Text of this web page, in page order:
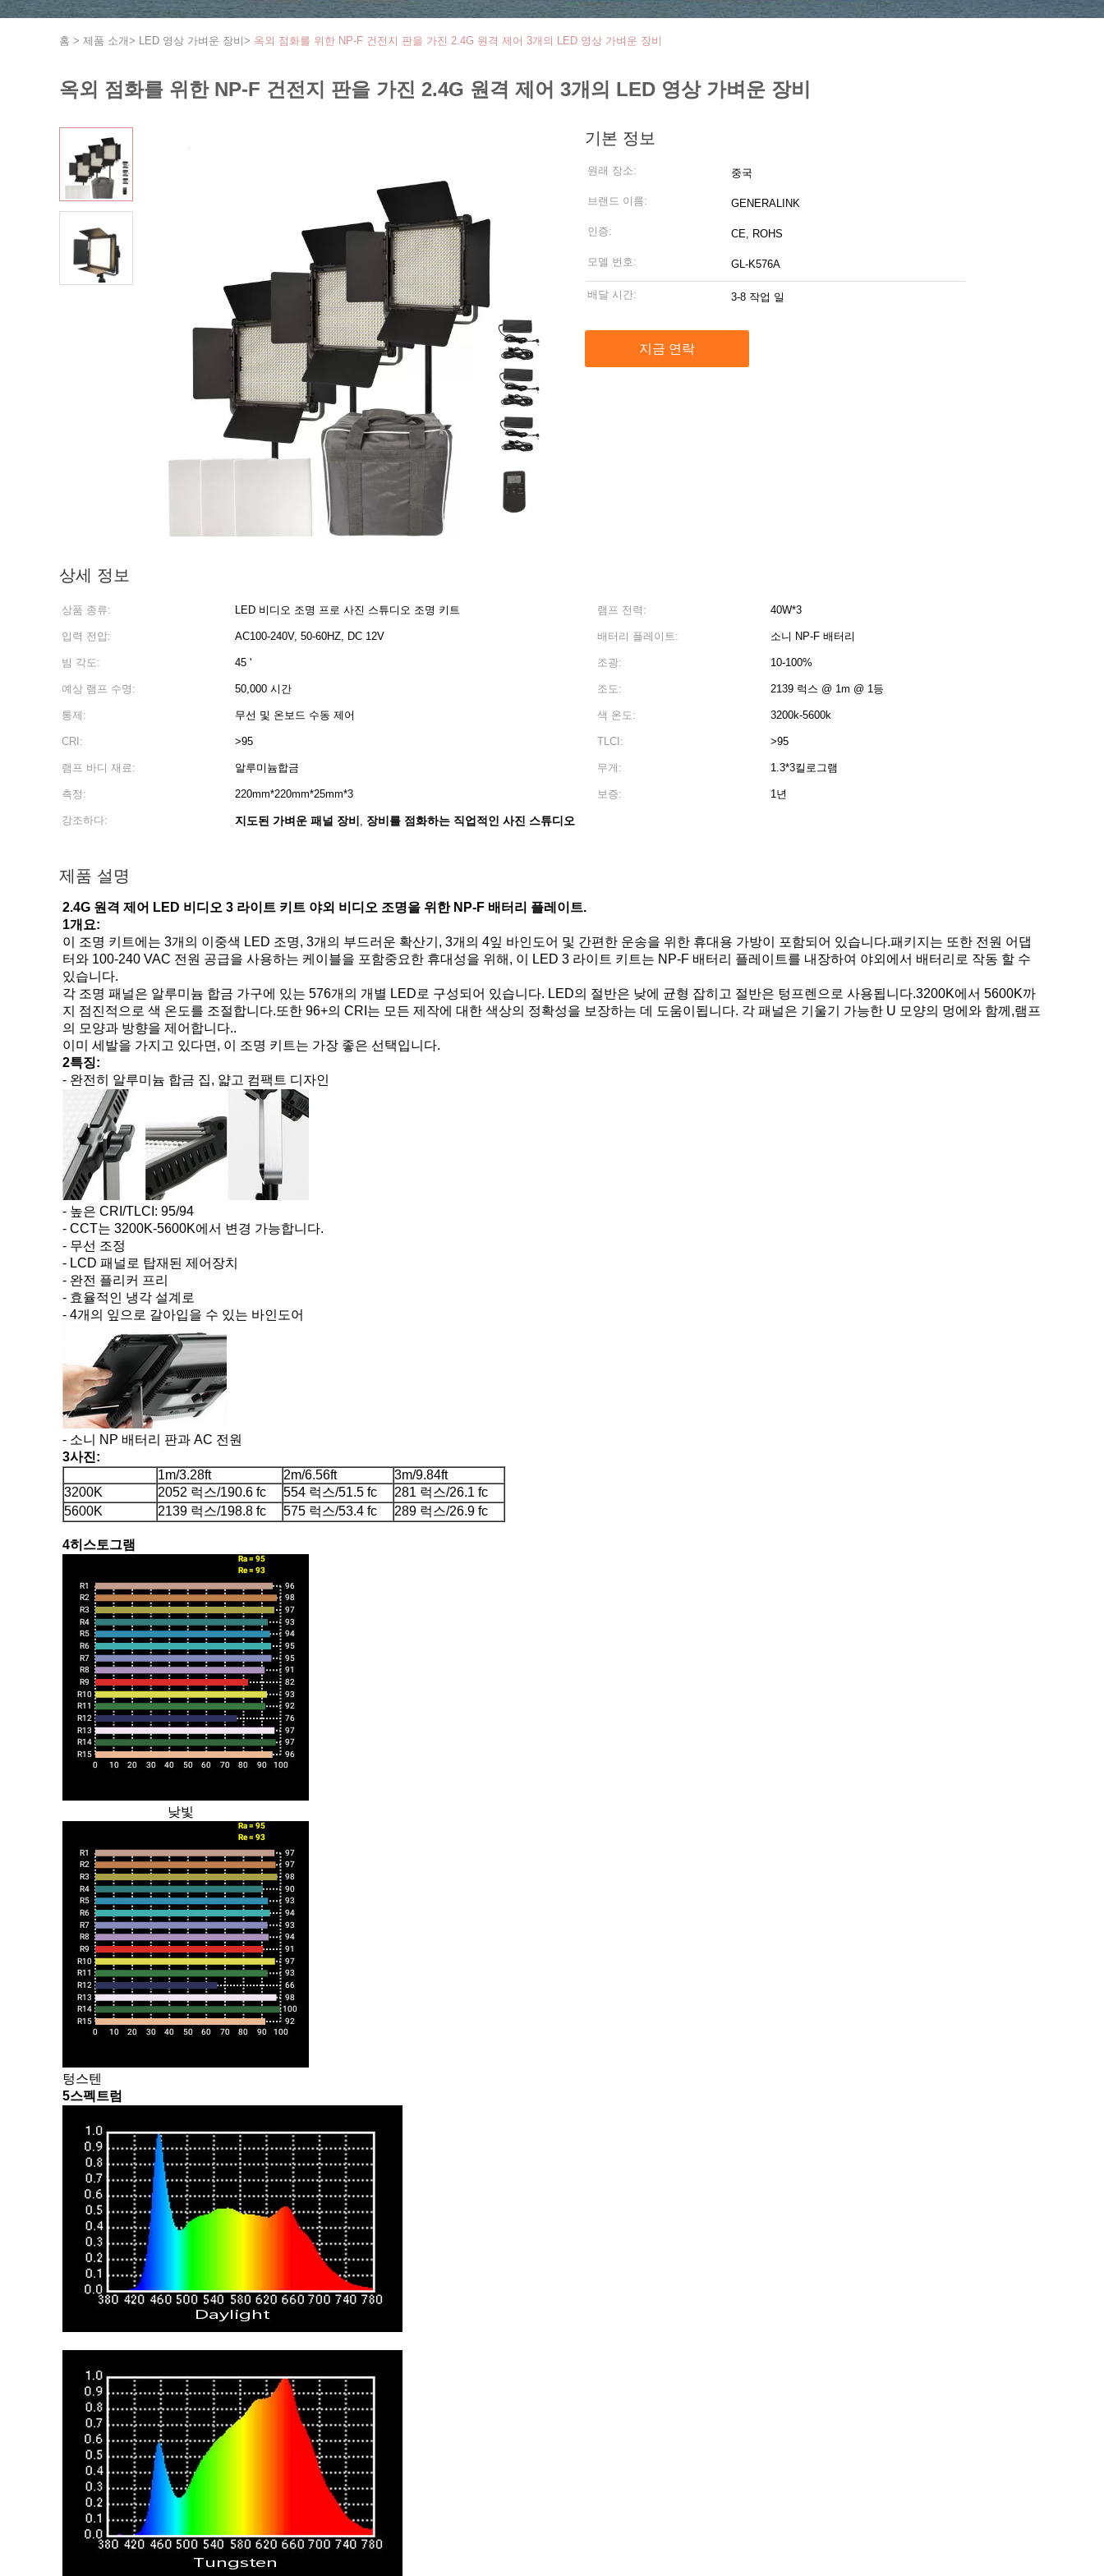
홈 > 제품 소개> LED 영상 가벼운 장비> 옥외 점화를 위한 NP-F 건전지 판을 가진 2.4G 원격 제어 3개의 LED 영상 가벼운 장비
옥외 점화를 위한 NP-F 건전지 판을 가진 2.4G 원격 제어 3개의 LED 영상 가벼운 장비
기본 정보
원래 장소: 중국
브랜드 이름: GENERALINK
인증: CE, ROHS
모델 번호: GL-K576A
배달 시간: 3-8 작업 일
지금 연락
상세 정보
상품 종류: LED 비디오 조명 프로 사진 스튜디오 조명 키트 램프 전력: 40W*3
입력 전압: AC100-240V, 50-60HZ, DC 12V 배터리 플레이트: 소니 NP-F 배터리
빔 각도: 45 ' 조광: 10-100%
예상 램프 수명: 50,000 시간 조도: 2139 럭스 @ 1m @ 1등
통제: 무선 및 온보드 수동 제어 색 온도: 3200k-5600k
CRI: >95 TLCI: >95
램프 바디 재료: 알루미늄합금 무게: 1.3*3킬로그램
측정: 220mm*220mm*25mm*3 보증: 1년
강조하다: 지도된 가벼운 패널 장비 , 장비를 점화하는 직업적인 사진 스튜디오
제품 설명
2.4G 원격 제어 LED 비디오 3 라이트 키트 야외 비디오 조명을 위한 NP-F 배터리 플레이트.
1개요:
이 조명 키트에는 3개의 이중색 LED 조명, 3개의 부드러운 확산기, 3개의 4잎 바인도어 및 간편한 운송을 위한 휴대용 가방이 포함되어 있습니다.패키지는 또한 전원 어댑
터와 100-240 VAC 전원 공급을 사용하는 케이블을 포함중요한 휴대성을 위해, 이 LED 3 라이트 키트는 NP-F 배터리 플레이트를 내장하여 야외에서 배터리로 작동 할 수
있습니다.
각 조명 패널은 알루미늄 합금 가구에 있는 576개의 개별 LED로 구성되어 있습니다. LED의 절반은 낮에 균형 잡히고 절반은 텅프렌으로 사용됩니다.3200K에서 5600K까
지 점진적으로 색 온도를 조절합니다.또한 96+의 CRI는 모든 제작에 대한 색상의 정확성을 보장하는 데 도움이됩니다. 각 패널은 기울기 가능한 U 모양의 멍에와 함께,램프
의 모양과 방향을 제어합니다..
이미 세발을 가지고 있다면, 이 조명 키트는 가장 좋은 선택입니다.
2특징:
- 완전히 알루미늄 합금 집, 얇고 컴팩트 디자인
- 높은 CRI/TLCI: 95/94
- CCT는 3200K-5600K에서 변경 가능합니다.
- 무선 조정
- LCD 패널로 탑재된 제어장치
- 완전 플리커 프리
- 효율적인 냉각 설계로
- 4개의 잎으로 갈아입을 수 있는 바인도어
- 소니 NP 배터리 판과 AC 전원
3사진:
1m/3.28ft
2m/6.56ft
3m/9.84ft
3200K
2052 럭스/190.6 fc 554 럭스/51.5 fc
281 럭스/26.1 fc
5600K
2139 럭스/198.8 fc 575 럭스/53.4 fc 289 럭스/26.9 fc
4히스토그램
낮빛
텅스텐
5스펙트럼